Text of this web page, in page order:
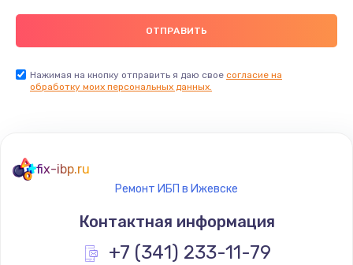
Нажимая на кнопку отправить я даю свое согласие на
обработку моих персональных данных.
fix-ibp.ru
Ремонт ИБП в Ижевске
Контактная информация
+7 (341) 233-11-79